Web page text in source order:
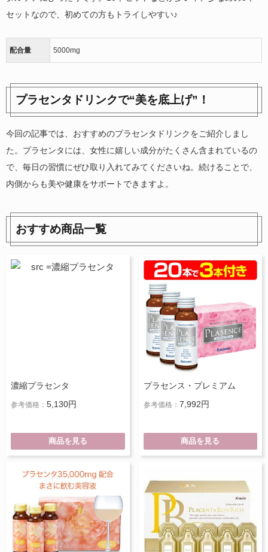
セットなので、初めての方もトライしやすい♪
配合量 5000mg
プラセンタドリンクで“美を底上げ”！
今回の記事では、おすすめのプラセンタドリンクをご紹介しまし
た。プラセンタには、女性に嬉しい成分がたくさん含まれているの
で、毎日の習慣にぜひ取り入れてみてくださいね。続けることで、
内側からも美や健康をサポートできますよ。
おすすめ商品一覧
濃縮プラセンタ
参考価格： 5,130円
商品を見る
プラセンス・プレミアム
参考価格： 7,992円
商品を見る